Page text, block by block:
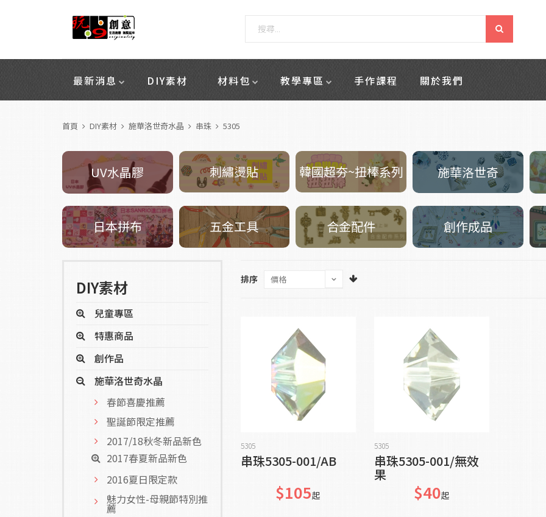
最新消息 DIY素材 材料包 教學專區 手作課程 關於我們
首頁 DIY素材 施華洛世奇水晶 串珠 5305
UV水晶膠 刺繡燙貼 韓國超夯~扭棒系列 施華洛世奇
日本拼布 五金工具 合金配件 創作成品
排序
5305
串珠5305-001/AB
$105起
5305
串珠5305-001/無效
果
$40起
DIY素材
兒童專區
特惠商品
創作品
施華洛世奇水晶
春節喜慶推薦
聖誕節限定推薦
2017/18秋冬新品新色
2017春夏新品新色
2016夏日限定款
魅力女性-母親節特別推
薦